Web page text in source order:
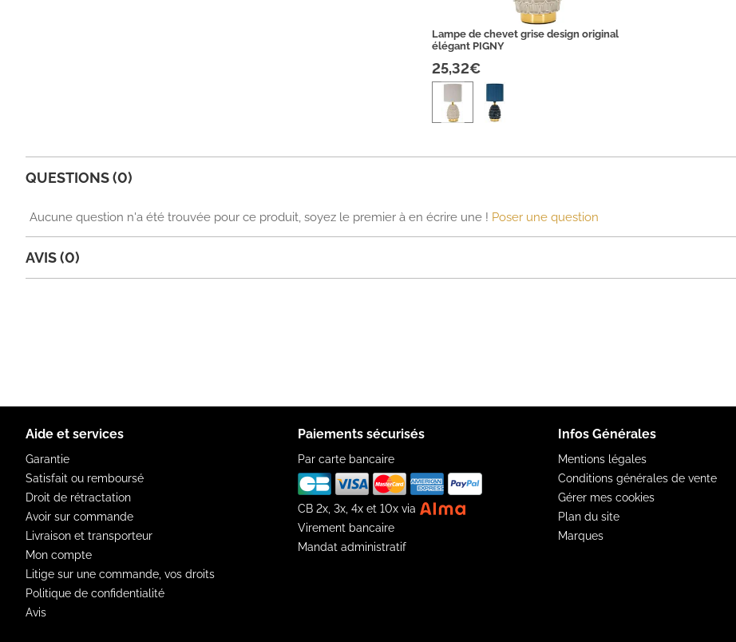
Lampe de chevet grise design original
élégant PIGNY
25,32€
QUESTIONS (0)
Aucune question n'a été trouvée pour ce produit, soyez le premier à en écrire une ! Poser une question
AVIS (0)
Aide et services
Garantie
Satisfait ou remboursé
Droit de rétractation
Avoir sur commande
Livraison et transporteur
Mon compte
Litige sur une commande, vos droits
Politique de confidentialité
Avis
Paiements sécurisés
Par carte bancaire
CB 2x, 3x, 4x et 10x via
Virement bancaire
Mandat administratif
Infos Générales
Mentions légales
Conditions générales de vente
Gérer mes cookies
Plan du site
Marques